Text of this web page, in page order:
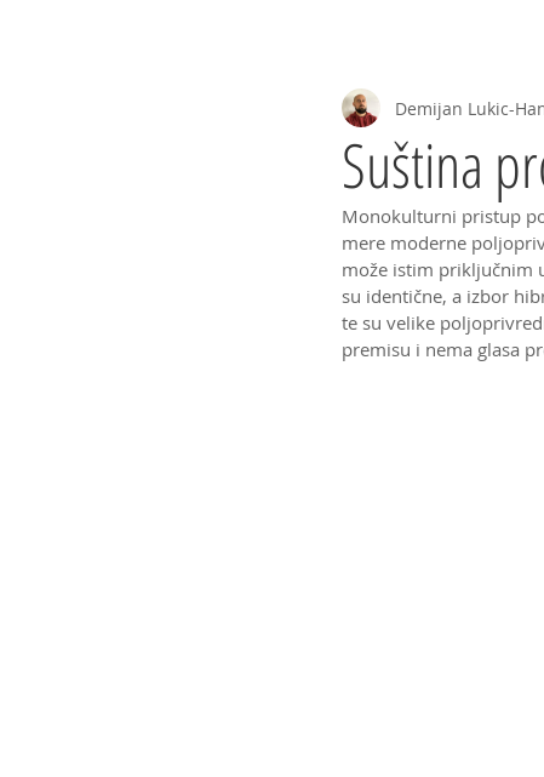
Suština
Demijan Lukic-
Monokulturni pristup
mere moderne
može istim priključnim
su identične, a izbor
te su velike
premisu i nema glasa